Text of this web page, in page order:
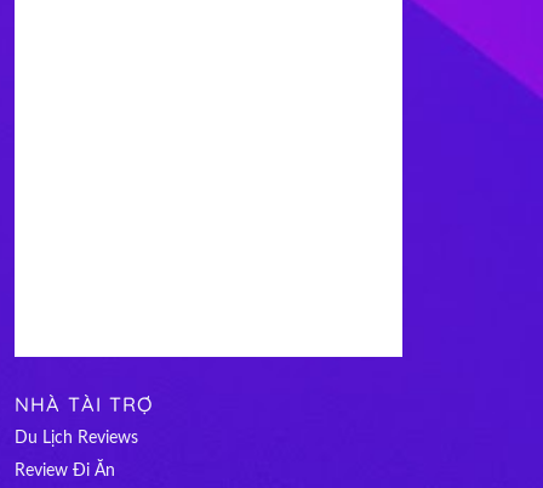
NHÀ TÀI TRỢ
Du Lịch Reviews
Review Đi Ăn